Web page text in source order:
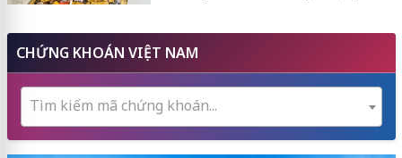
CHỨNG KHOÁN VIỆT NAM
Tìm kiếm mã chứng khoán...